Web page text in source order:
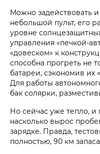
Можно задействовать
небольшой пульт, его
уровне
управления «печкой-
«довеском» к
способна прогреть не
батареи, сэкономив их
Для работы
бак солярки,
Но сейчас уже тепло, и
насколько вырос
зарядке. Правда,
полностью, 90 км